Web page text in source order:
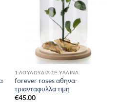
1.ΛΟΥΛΟΎΔΙΑ ΣΈ ΥΆΛΙΝΑ
forever roses αθηνα-
τριανταφυλλα τιμη
€45.00